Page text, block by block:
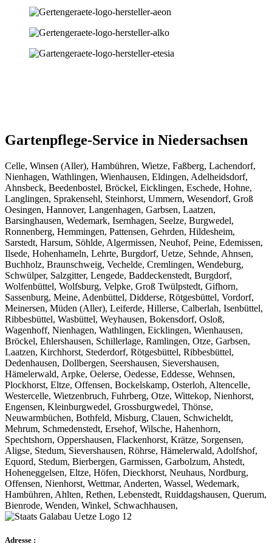
Gartenpflege-Service in Niedersachsen
Celle, Winsen (Aller), Hambühren, Wietze, Faßberg, Lachendorf,
Nienhagen, Wathlingen, Wienhausen, Eldingen, Adelheidsdorf,
Ahnsbeck, Beedenbostel, Bröckel, Eicklingen, Eschede, Hohne,
Langlingen, Sprakensehl, Steinhorst, Ummern, Wesendorf, Groß
Oesingen, Hannover, Langenhagen, Garbsen, Laatzen,
Barsinghausen, Wedemark, Isernhagen, Seelze, Burgwedel,
Ronnenberg, Hemmingen, Pattensen, Gehrden, Hildesheim,
Sarstedt, Harsum, Söhlde, Algermissen, Neuhof, Peine, Edemissen,
Ilsede, Hohenhameln, Lehrte, Burgdorf, Uetze, Sehnde, Ahnsen,
Buchholz, Braunschweig, Vechelde, Cremlingen, Wendeburg,
Schwülper, Salzgitter, Lengede, Baddeckenstedt, Burgdorf,
Wolfenbüttel, Wolfsburg, Velpke, Groß Twülpstedt, Gifhorn,
Sassenburg, Meine, Adenbüttel, Didderse, Rötgesbüttel, Vordorf,
Meinersen, Müden (Aller), Leiferde, Hillerse, Calberlah, Isenbüttel,
Ribbesbüttel, Wasbüttel, Weyhausen, Bokensdorf, Osloß,
Wagenhoff, Nienhagen, Wathlingen, Eicklingen, Wienhausen,
Bröckel, Ehlershausen, Schillerlage, Ramlingen, Otze, Garbsen,
Laatzen, Kirchhorst, Stederdorf, Rötgesbüttel, Ribbesbüttel,
Dedenhausen, Dollbergen, Seershausen, Sievershausen,
Hämelerwald, Arpke, Oelerse, Oedesse, Eddesse, Wehnsen,
Plockhorst, Eltze, Offensen, Bockelskamp, Osterloh, Altencelle,
Westercelle, Wietzenbruch, Fuhrberg, Otze, Wittekop, Nienhorst,
Engensen, Kleinburgwedel, Grossburgwedel, Thönse,
Neuwarmbüchen, Bothfeld, Misburg, Clauen, Schwicheldt,
Mehrum, Schmedenstedt, Ersehof, Wilsche, Hahenhorn,
Spechtshorn, Oppershausen, Flackenhorst, Krätze, Sorgensen,
Aligse, Stedum, Sievershausen, Röhrse, Hämelerwald, Adolfshof,
Equord, Stedum, Bierbergen, Garmissen, Garbolzum, Ahstedt,
Hoheneggelsen, Eltze, Höfen, Dieckhorst, Neuhaus, Nordburg,
Offensen, Nienhorst, Wettmar, Anderten, Wassel, Wedemark,
Hambühren, Ahlten, Rethen, Lebenstedt, Ruiddagshausen, Querum,
Bienrode, Wenden, Winkel, Schwachhausen,
Adresse :